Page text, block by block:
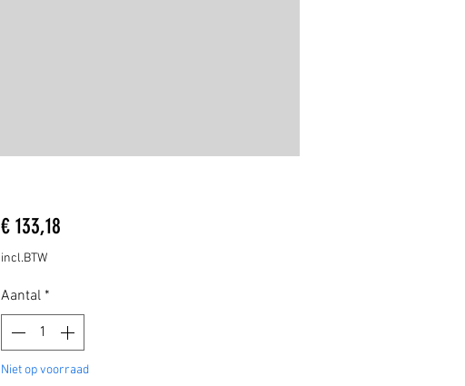
€ 133,18
incl.BTW
Aantal *
Niet op voorraad